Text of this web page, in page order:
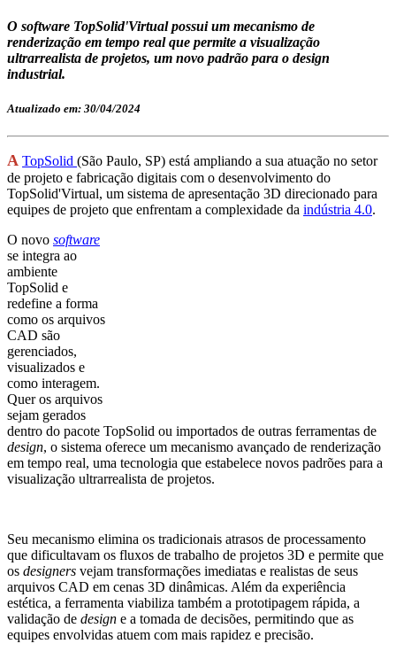
O software TopSolid'Virtual possui um mecanismo de
renderização em tempo real que permite a visualização
ultrarrealista de projetos, um novo padrão para o design
industrial.
Atualizado em: 30/04/2024
A TopSolid (São Paulo, SP) está ampliando a sua atuação no setor
de projeto e fabricação digitais com o desenvolvimento do
TopSolid'Virtual, um sistema de apresentação 3D direcionado para
equipes de projeto que enfrentam a complexidade da indústria 4.0.
O novo software
se integra ao
ambiente
TopSolid e
redefine a forma
como os arquivos
CAD são
gerenciados,
visualizados e
como interagem.
Quer os arquivos
sejam gerados
dentro do pacote TopSolid ou importados de outras ferramentas de
design, o sistema oferece um mecanismo avançado de renderização
em tempo real, uma tecnologia que estabelece novos padrões para a
visualização ultrarrealista de projetos.
Seu mecanismo elimina os tradicionais atrasos de processamento
que dificultavam os fluxos de trabalho de projetos 3D e permite que
os designers vejam transformações imediatas e realistas de seus
arquivos CAD em cenas 3D dinâmicas. Além da experiência
estética, a ferramenta viabiliza também a prototipagem rápida, a
validação de design e a tomada de decisões, permitindo que as
equipes envolvidas atuem com mais rapidez e precisão.